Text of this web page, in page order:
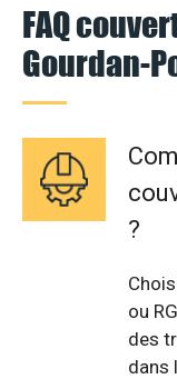
FAQ
Gourdan-
?
ou
des
dans